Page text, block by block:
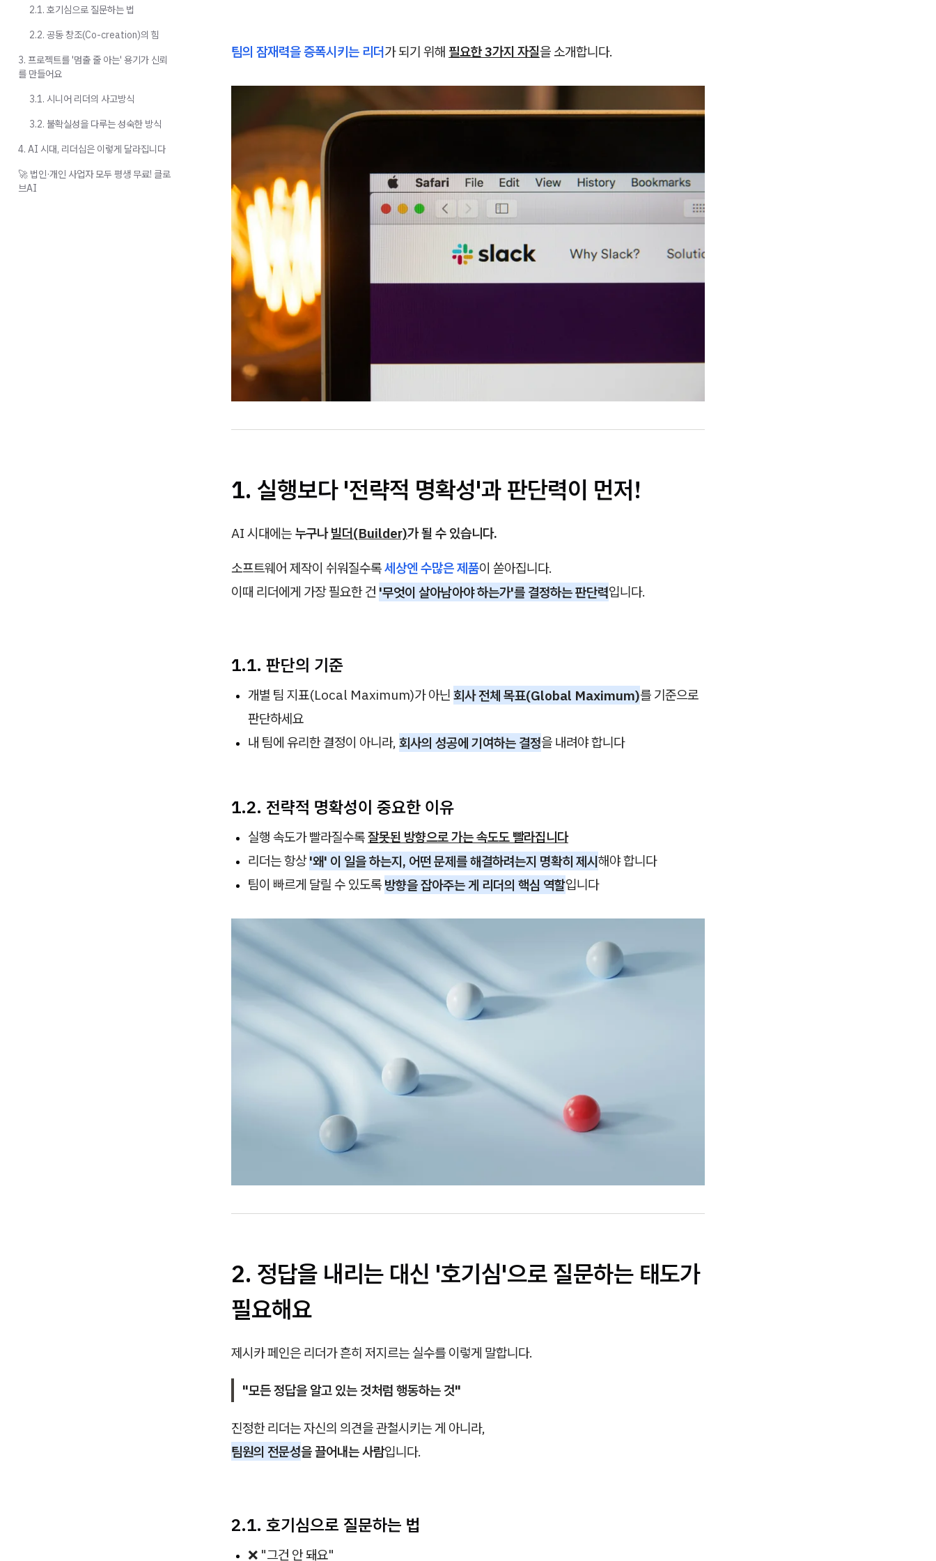
팀의 잠재력을 증폭시키는 리더가 되기 위해 필요한 3가지 자질을 소개합니다.
1. 실행보다 '전략적 명확성'과 판단력이 먼저!
AI 시대에는 누구나빌더(Builder)가 될 수 있습니다.
소프트웨어 제작이 쉬워질수록세상엔 수많은 제품이 쏟아집니다.
이때 리더에게 가장 필요한 건 '무엇이 살아남아야 하는가'를 결정하는 판단력입니다.
1.1. 판단의 기준
개별 팀 지표(Local Maximum)가 아닌 회사 전체 목표(Global Maximum)를 기준으로
판단하세요
내 팀에 유리한 결정이 아니라, 회사의 성공에 기여하는 결정을 내려야 합니다
1.2. 전략적 명확성이 중요한 이유
실행 속도가 빨라질수록잘못된 방향으로 가는 속도도 빨라집니다
리더는 항상'왜' 이 일을 하는지, 어떤 문제를 해결하려는지 명확히 제시해야 합니다
팀이 빠르게 달릴 수 있도록 방향을 잡아주는 게 리더의 핵심 역할입니다
2. 정답을 내리는 대신 '호기심'으로 질문하는 태도가
필요해요
제시카 페인은 리더가 흔히 저지르는 실수를 이렇게 말합니다.
"모든 정답을 알고 있는 것처럼 행동하는 것"
진정한 리더는 자신의 의견을 관철시키는 게 아니라,
팀원의 전문성을 끌어내는 사람입니다.
2.1. 호기심으로 질문하는 법
❌ "그건 안 돼요"
2.1. 호기심으로 질문하는 법
2.2. 공동 창조(Co-creation)의 힘
3. 프로젝트를 '멈출 줄 아는' 용기가 신뢰
를 만들어요
3.1. 시니어 리더의 사고방식
3.2. 불확실성을 다루는 성숙한 방식
4. AI 시대, 리더십은 이렇게 달라집니다
🚀 법인·개인 사업자 모두 평생 무료! 클로
브AI